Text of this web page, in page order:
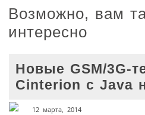
Возможно, вам
интересно
Новые GSM/3G-
Cinterion с Java
12 марта, 2014